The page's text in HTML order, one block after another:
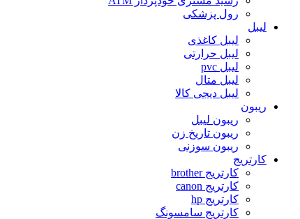
رول پزشکی
لیبل
لیبل کاغذی
لیبل حرارتی
لیبل pvc
لیبل متال
لیبل دیجی کالا
ریبون
ریبون لیبل
ریبون تاریخ زن
ریبون سوزنی
کارتریج
کارتریج brother
کارتریج canon
کارتریج hp
کارتریج سامسونگ